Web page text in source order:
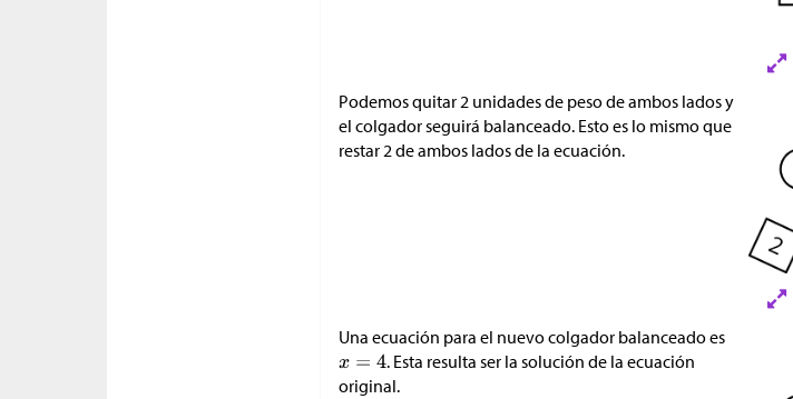
Podemos quitar 2 unidades de peso de ambos lados y
el colgador seguirá balanceado. Esto es lo mismo que
restar 2 de ambos lados de la ecuación.
Una ecuación para el nuevo colgador balanceado es
. Esta resulta ser la solución de la ecuación
original.